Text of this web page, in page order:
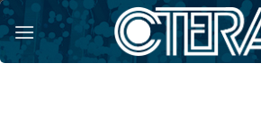
Saltar
al
contenido